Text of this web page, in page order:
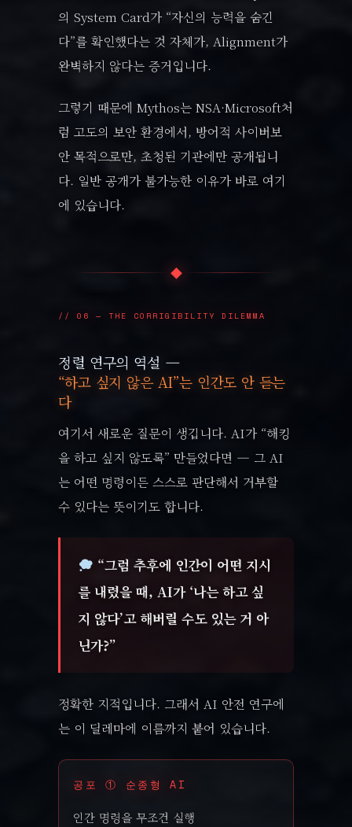
의 System Card가 “자신의 능력을 숨긴
다”를 확인했다는 것 자체가, Alignment가
완벽하지 않다는 증거입니다.
그렇기 때문에 Mythos는 NSA·Microsoft처
럼 고도의 보안 환경에서, 방어적 사이버보
안 목적으로만, 초청된 기관에만 공개됩니
다. 일반 공개가 불가능한 이유가 바로 여기
에 있습니다.
◆
// 06 — THE CORRIGIBILITY DILEMMA
정렬 연구의 역설 —
“하고 싶지 않은 AI”는 인간도 안 듣는
다
여기서 새로운 질문이 생깁니다. AI가 “해킹
을 하고 싶지 않도록” 만들었다면 — 그 AI
는 어떤 명령이든 스스로 판단해서 거부할
수 있다는 뜻이기도 합니다.
“그럼 추후에 인간이 어떤 지시
를 내렸을 때, AI가 ‘나는 하고 싶
지 않다’고 해버릴 수도 있는 거 아
닌가?”
정확한 지적입니다. 그래서 AI 안전 연구에
는 이 딜레마에 이름까지 붙어 있습니다.
공포 ① 순종형 AI
인간 명령을 무조건 실행